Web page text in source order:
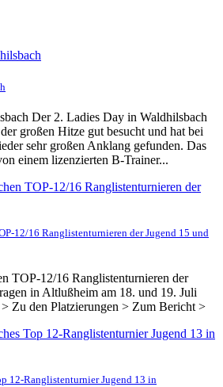
Der 2. Ladies Day in Waldhilsbach
großen Hitze gut besucht und hat bei
sehr großen Anklang gefunden. Das
einem lizenzierten B-Trainer...
12/16 Ranglistenturnieren der Jugend 15 und
TOP-12/16 Ranglistenturnieren der
in Altlußheim am 18. und 19. Juli
Zu den Platzierungen > Zum Bericht >
12-Ranglistenturnier Jugend 13 in